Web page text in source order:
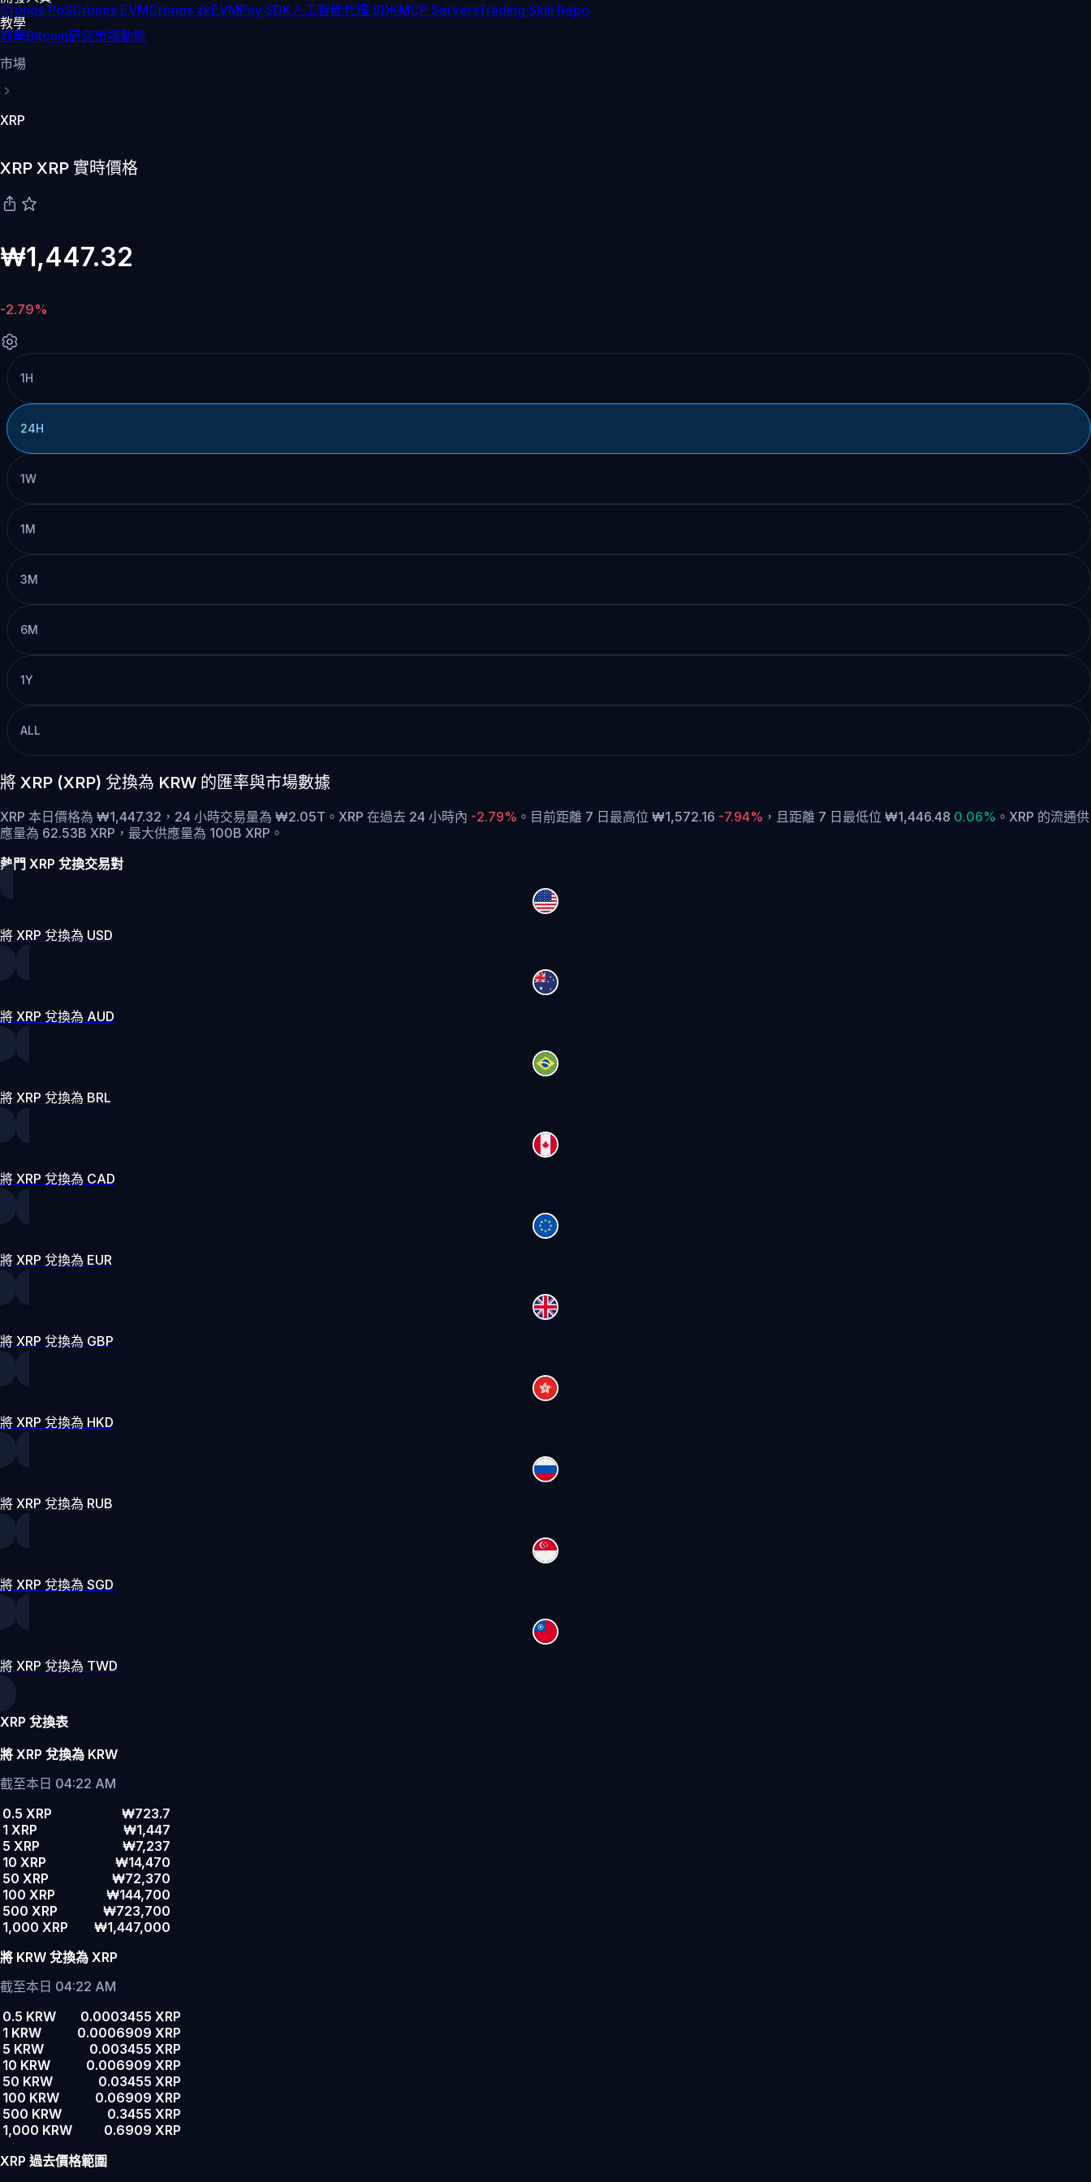
Cronos PoSCronos EVMCronos zkEVMPay SDK人工智能代理 SDKMCP ServersTrading Skill Repo
教學
教學Bitcoin研究市場動態
市場
XRP
XRP XRP 實時價格
₩1,447.32
-2.79%
1H
24H
1W
1M
3M
6M
1Y
ALL
將 XRP (XRP) 兌換為 KRW 的匯率與市場數據
XRP 本日價格為 ₩1,447.32，24 小時交易量為 ₩2.05T。XRP 在過去 24 小時內 -2.79% 。 目前距離 7 日最高位 ₩1,572.16 -7.94% ， 且距離 7 日最低位 ₩1,446.48 0.06% 。 XRP 的流通供
應量為 62.53B XRP，最大供應量為 100B XRP。
熱門 XRP 兌換交易對
將 XRP 兌換為 USD
將 XRP 兌換為 AUD
將 XRP 兌換為 BRL
將 XRP 兌換為 CAD
將 XRP 兌換為 EUR
將 XRP 兌換為 GBP
將 XRP 兌換為 HKD
將 XRP 兌換為 RUB
將 XRP 兌換為 SGD
將 XRP 兌換為 TWD
XRP 兌換表
將 XRP 兌換為 KRW
截至本日 04:22 AM
0.5 XRP
₩723.7
1 XRP
₩1,447
5 XRP
₩7,237
10 XRP
₩14,470
50 XRP
₩72,370
100 XRP
₩144,700
500 XRP
₩723,700
1,000 XRP
₩1,447,000
將 KRW 兌換為 XRP
截至本日 04:22 AM
0.5 KRW
0.0003455 XRP
1 KRW
0.0006909 XRP
5 KRW
0.003455 XRP
10 KRW
0.006909 XRP
50 KRW
0.03455 XRP
100 KRW
0.06909 XRP
500 KRW
0.3455 XRP
1,000 KRW
0.6909 XRP
XRP 過去價格範圍